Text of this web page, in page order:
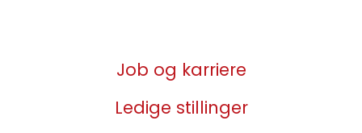
Job og karriere
Ledige stillinger